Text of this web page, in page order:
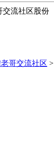
交流社区股份
哥交流社区 >